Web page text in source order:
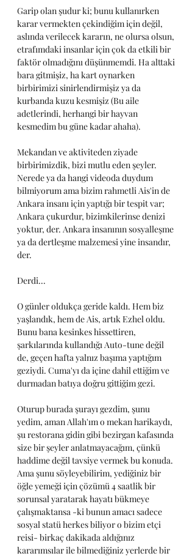
Garip olan şudur ki; bunu kullanırken
karar vermekten çekindiğim için değil,
aslında verilecek kararın, ne olursa olsun,
etrafımdaki insanlar için çok da etkili bir
faktör olmadığını düşünmemdi. Ha alttaki
bara gitmişiz, ha kart oynarken
birbirimizi sinirlendirmişiz ya da
kurbanda kuzu kesmişiz (Bu aile
adetlerindi, herhangi bir hayvan
kesmedim bu güne kadar ahaha).
Mekandan ve aktiviteden ziyade
birbirimizdik, bizi mutlu eden şeyler.
Nerede ya da hangi videoda duydum
bilmiyorum ama bizim rahmetli Ais'in de
Ankara insanı için yaptığı bir tespit var;
Ankara çukurdur, bizimkilerinse denizi
yoktur, der. Ankara insanının sosyalleşme
ya da dertleşme malzemesi yine insandır,
der.
Derdi...
O günler oldukça geride kaldı. Hem biz
yaşlandık, hem de Ais, artık Ezhel oldu.
Bunu bana kesinkes hissettiren,
şarkılarında kullandığı Auto-tune değil
de, geçen hafta yalnız başıma yaptığım
geziydi. Cuma'yı da içine dahil ettiğim ve
durmadan batıya doğru gittiğim gezi.
Oturup burada şurayı gezdim, şunu
yedim, aman Allah'ım o mekan harikaydı,
şu restorana gidin gibi bezirgan kafasında
size bir şeyler anlatmayacağım, çünkü
haddime değil tavsiye vermek bu konuda.
Ama şunu söyleyebilirim, yediğiniz bir
öğle yemeği için çözümü 4 saatlik bir
sorunsal yaratarak hayatı bükmeye
çalışmaktansa -ki bunun amacı sadece
sosyal statü herkes biliyor o bizim etçi
reisi- birkaç dakikada aldığınız
kararımsılar ile bilmediğiniz yerlerde bir